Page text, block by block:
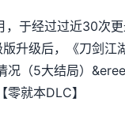
，于经过过近30次
升级后，《刀剑江
况（5大结局）
就本DLC】